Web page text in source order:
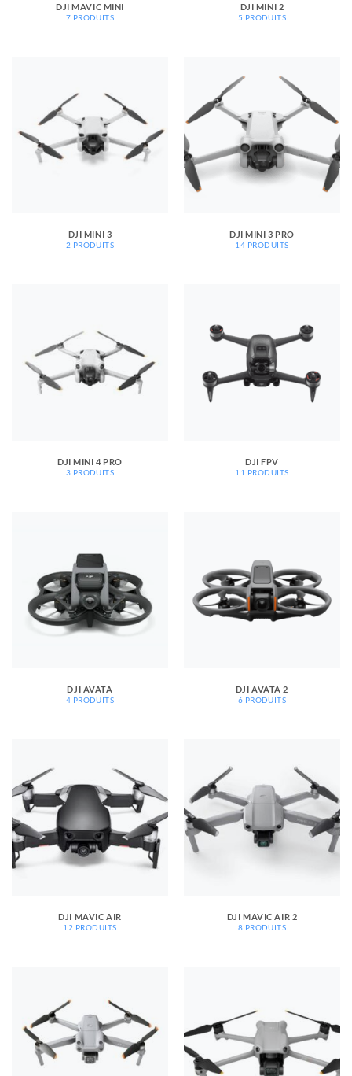
DJI MAVIC MINI
7 PRODUITS
DJI MINI 2
5 PRODUITS
DJI MINI 3
2 PRODUITS
DJI MINI 3 PRO
14 PRODUITS
DJI MINI 4 PRO
3 PRODUITS
DJI FPV
11 PRODUITS
DJI AVATA
4 PRODUITS
DJI AVATA 2
6 PRODUITS
DJI MAVIC AIR
12 PRODUITS
DJI MAVIC AIR 2
8 PRODUITS